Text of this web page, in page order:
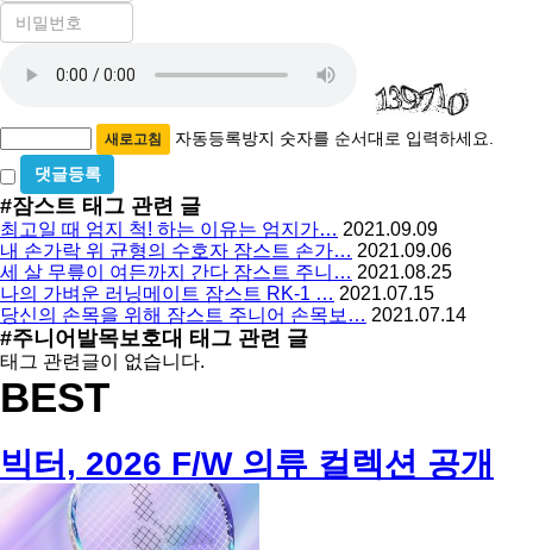
필
수
비
밀
방
지
새로고침 자동등록방지 숫자를 순서대로 입력하세요.
비
밀
글
사
용
#잠스트 태그 관련 글
최고일 때 엄지 척! 하는 이유는 엄지가… 2021.09.09
내 손가락 위 균형의 수호자 잠스트 손가… 2021.09.06
세 살 무릎이 여든까지 간다 잠스트 주니… 2021.08.25
나의 가벼운 러닝메이트 잠스트 RK-1 … 2021.07.15
당신의 손목을 위해 잠스트 주니어 손목보… 2021.07.14
#주니어발목보호대 태그 관련 글
태그 관련글이 없습니다.
BEST
빅터, 2026 F/W 의류 컬렉션 공개